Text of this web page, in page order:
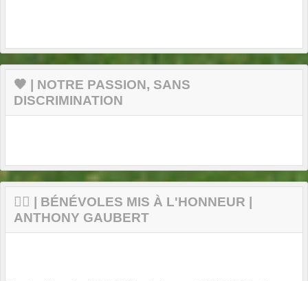
🖤 | NOTRE PASSION, SANS
DISCRIMINATION
🤵‍♂️ | BÉNÉVOLES MIS À L'HONNEUR |
ANTHONY GAUBERT